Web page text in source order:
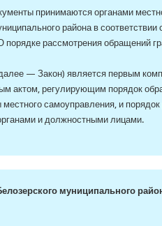
принимаются органами
района в
рассмотрения обращений
— Закон) является первым
актом, регулирующим порядок
самоуправления, и
и должностными лицами.
муниципального